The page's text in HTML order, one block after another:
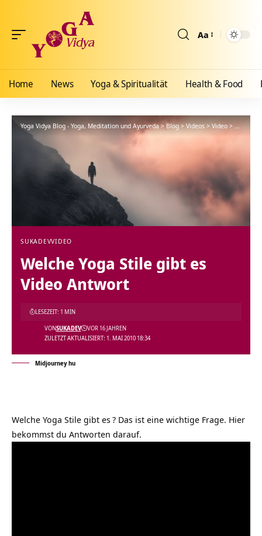
Aa
Home News Yoga & Spiritualität Health & Food
Yoga Vidya Blog - Yoga, Meditation und Ayurveda>Blog>Videos>Video>Welche
SUKADEVVIDEO
Welche Yoga Stile gibt es
Video Antwort
ZULETZT AKTUALISIERT: 1. MAI 2010 18:34
VONSUKADEV VOR 16 JAHREN
LESEZEIT: 1 MIN
Midjourney hu
Welche Yoga Stile gibt es? Das ist eine wichtige Frage. Hier
bekommst du Antworten darauf.